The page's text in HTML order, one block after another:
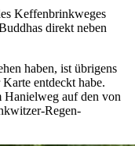
Keffenbrinkweges
direkt neben
haben, ist übrigens
entdeckt habe.
Hanielweg auf den von
Regen-